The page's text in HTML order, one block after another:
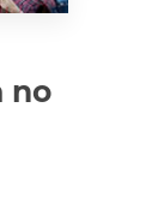
no